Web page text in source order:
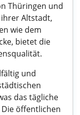
Thüringen und
Altstadt,
wie dem
bietet die
und
das tägliche
öffentlichen